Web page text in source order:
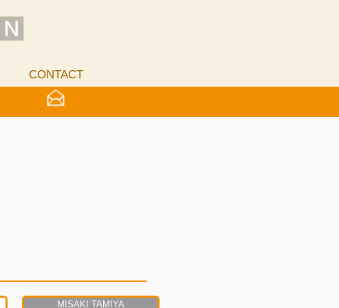
CONTACT
MISAKI TAMIYA